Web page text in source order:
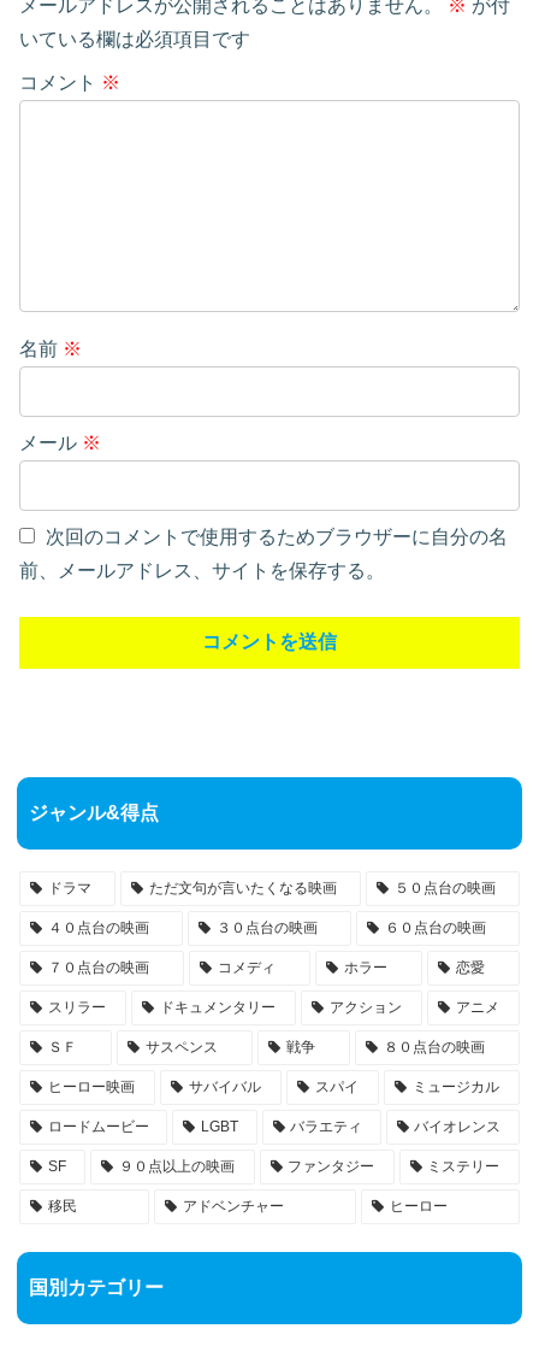
メールアドレスが公開されることはありません。 ※ が付
いている欄は必須項目です
コメント ※
名前 ※
メール ※
次回のコメントで使用するためブラウザーに自分の名
前、メールアドレス、サイトを保存する。
ジャンル&得点
ドラマ ただ文句が言いたくなる映画 ５０点台の映画
４０点台の映画 ３０点台の映画 ６０点台の映画
７０点台の映画 コメディ ホラー 恋愛
スリラー ドキュメンタリー アクション アニメ
ＳＦ サスペンス 戦争 ８０点台の映画
ヒーロー映画 サバイバル スパイ ミュージカル
ロードムービー LGBT バラエティ バイオレンス
SF ９０点以上の映画 ファンタジー ミステリー
移民 アドベンチャー ヒーロー
国別カテゴリー